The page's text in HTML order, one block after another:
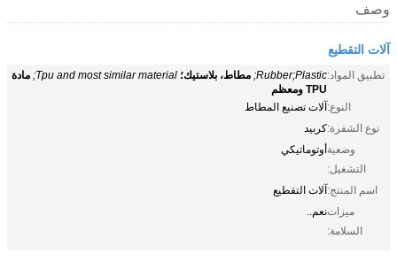
وصف
آلات التقطيع
تطبيق المواد:Rubber;Plastic; مطاط، بلاستيك؛ Tpu and most similar material; مادة
TPU ومعظم
النوع:آلات تصنيع المطاط
نوع الشفرة:كربيد
وضعية
التشغيل:
أوتوماتيكي
اسم المنتج:آلات التقطيع
ميزات
السلامة:
نعم..